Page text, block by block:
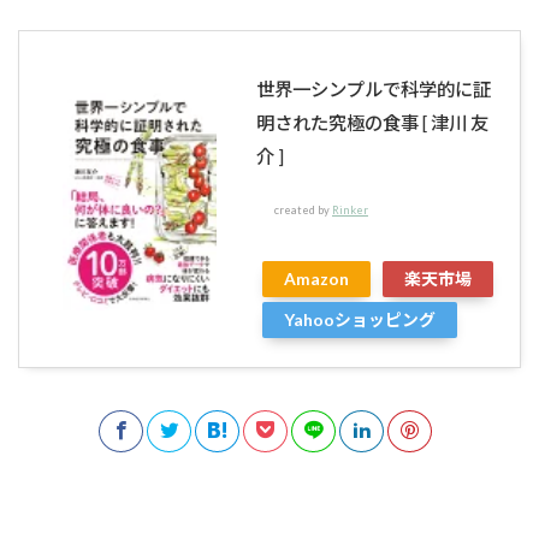
世界一シンプルで科学的に証
明された究極の食事 [ 津川 友
介 ]
created by Rinker
Amazon
楽天市場
Yahooショッピング